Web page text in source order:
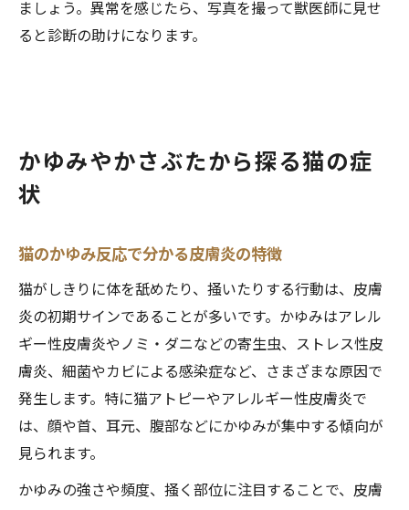
ましょう。異常を感じたら、写真を撮って獣医師に見せ
ると診断の助けになります。
かゆみやかさぶたから探る猫の症
状
猫のかゆみ反応で分かる皮膚炎の特徴
猫がしきりに体を舐めたり、掻いたりする行動は、皮膚
炎の初期サインであることが多いです。かゆみはアレル
ギー性皮膚炎やノミ・ダニなどの寄生虫、ストレス性皮
膚炎、細菌やカビによる感染症など、さまざまな原因で
発生します。特に猫アトピーやアレルギー性皮膚炎で
は、顔や首、耳元、腹部などにかゆみが集中する傾向が
見られます。
かゆみの強さや頻度、掻く部位に注目することで、皮膚